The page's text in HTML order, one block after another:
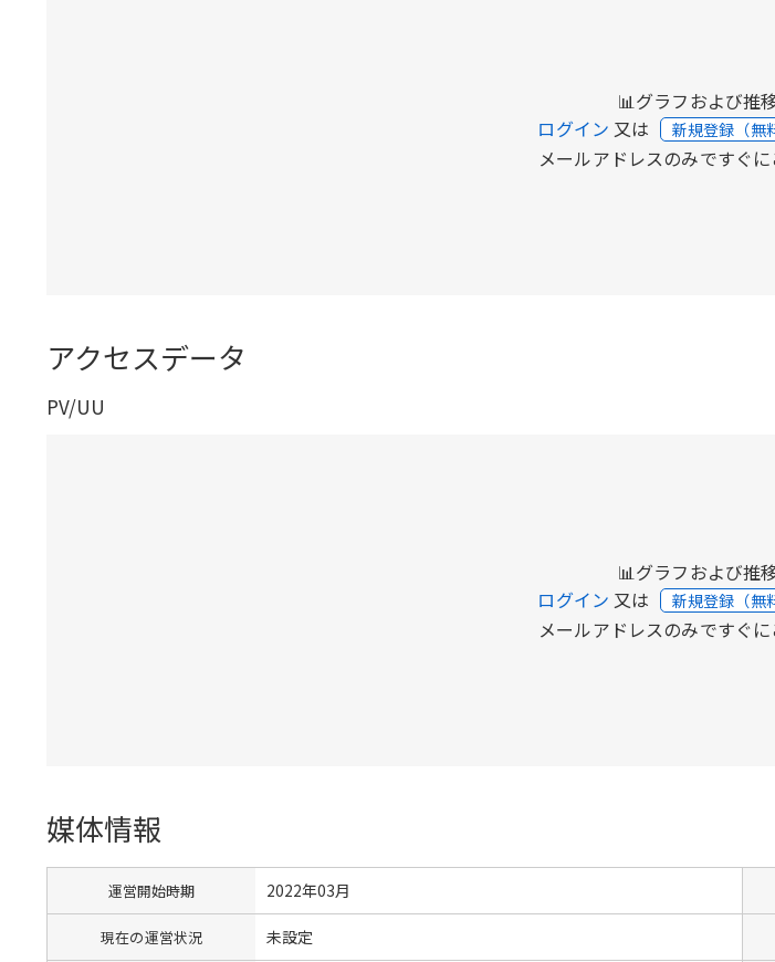
📊グラフおよび推
ログイン 又は 新規登録（無
メールアドレスのみですぐに
アクセスデータ
PV/UU
📊グラフおよび推
ログイン 又は 新規登録（無
メールアドレスのみですぐに
媒体情報
運営開始時期 2022年03月
現在の運営状況 未設定